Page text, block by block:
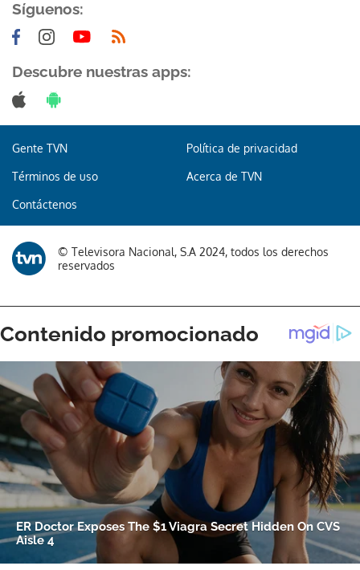
Gracias por suscribirte a nuestro boletín.
ACEPTAR
Síguenos:
Descubre nuestras apps:
Gente TVN Política de privacidad
Términos de uso Acerca de TVN
Contáctenos
© Televisora Nacional, S.A 2024, todos los derechos
reservados